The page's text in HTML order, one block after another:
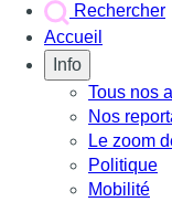
Rechercher
Accueil
Info
Tous nos
Nos
Le zoom
Politique
Mobilité